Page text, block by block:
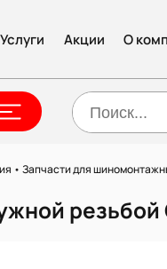
Услуги Акции О
•Запчасти для
резьбой